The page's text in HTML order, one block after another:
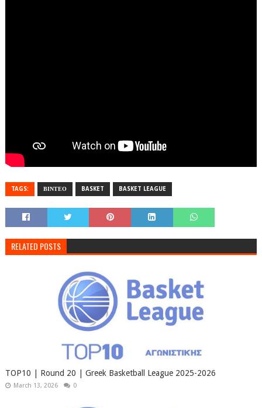
TAGS: ΒΙΝΤΕΟ BASKET BASKET LEAGUE
RELATED POSTS
TOP10 | Round 20 | Greek Basketball League 2025-2026
March 13, 2026 0